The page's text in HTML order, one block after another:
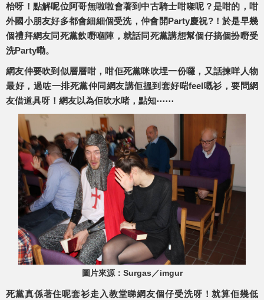
枱呀！點解呢位阿哥無啦啦會著到中古騎士咁㗎呢？是咁的，咁
外國小朋友好多都會細細個受洗，仲會開Party慶祝?！於是早幾
個禮拜網友同死黨飲嘢嗰陣，就話同死黨講想幫個仔搞個扮嘢受
洗Party嘞。
網友仲要吹到似層層咁，咁佢死黨咪吹埋一份囉，又話揀咩人物
最好，過咗一排死黨仲同網友講佢搵到套好啱feel嘅衫，要問網
友借道具呀！網友以為佢吹水啫，點知⋯⋯
圖片來源：Surgas／imgur
死黨真係著住呢套衫走入教堂睇網友個仔受洗呀！就算佢幾低